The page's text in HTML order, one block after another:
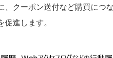
、クーポン送付など購買につ
進します。